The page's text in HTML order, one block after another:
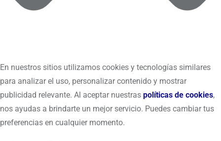
En nuestros sitios utilizamos cookies y tecnologías similares
para analizar el uso, personalizar contenido y mostrar
publicidad relevante. Al aceptar nuestras políticas de cookies,
nos ayudas a brindarte un mejor servicio. Puedes cambiar tus
preferencias en cualquier momento.